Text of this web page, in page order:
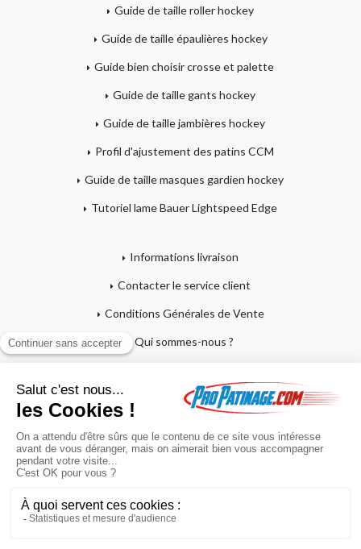
Guide de taille roller hockey
Guide de taille épaulières hockey
Guide bien choisir crosse et palette
Guide de taille gants hockey
Guide de taille jambières hockey
Profil d'ajustement des patins CCM
Guide de taille masques gardien hockey
Tutoriel lame Bauer Lightspeed Edge
Informations livraison
Contacter le service client
Conditions Générales de Vente
Qui sommes-nous ?
Mon compte
Mon panier
Paiement en 4x sans frais